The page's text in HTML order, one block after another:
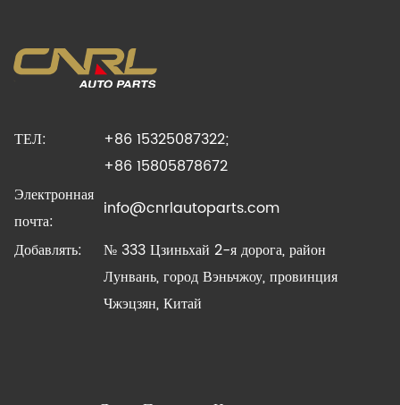
ТЕЛ:
+86 15325087322;
+86 15805878672
Электронная
почта:
info@cnrlautoparts.com
Добавлять:
№ 333 Цзиньхай 2-я дорога, район
Лунвань, город Вэньчжоу, провинция
Чжэцзян, Китай